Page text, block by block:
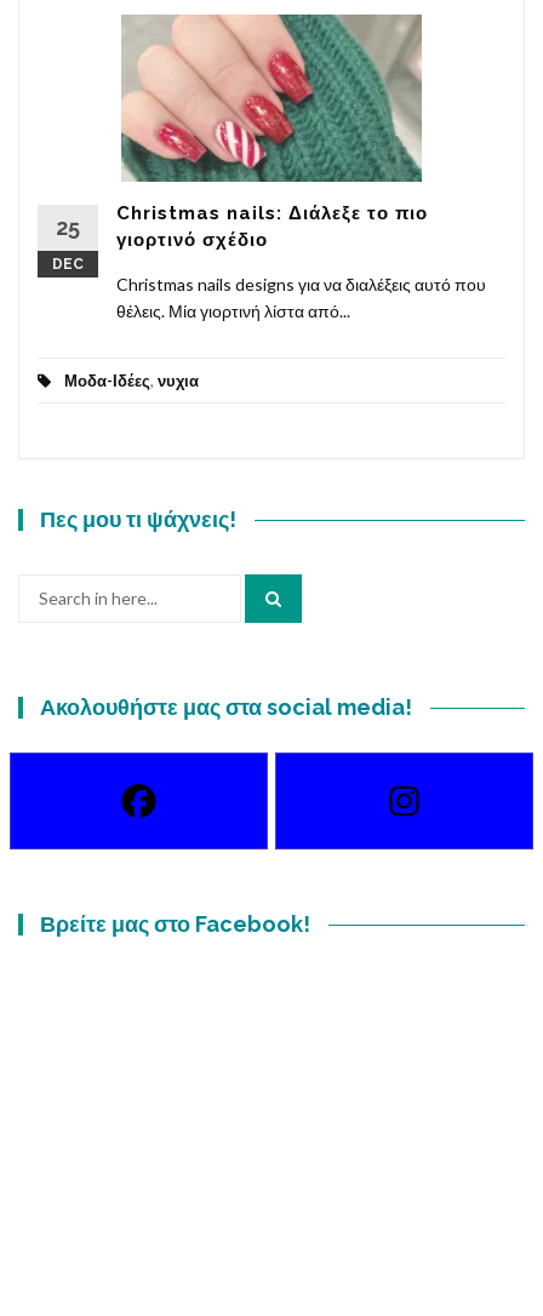
25
DEC
Christmas nails: Διάλεξε το πιο
γιορτινό σχέδιο
Christmas nails designs για να διαλέξεις αυτό που
θέλεις. Μία γιορτινή λίστα από...
Μοδα-Ιδέες, νυχια
Πες μου τι ψάχνεις!
Ακολουθήστε μας στα social media!
Βρείτε μας στο Facebook!